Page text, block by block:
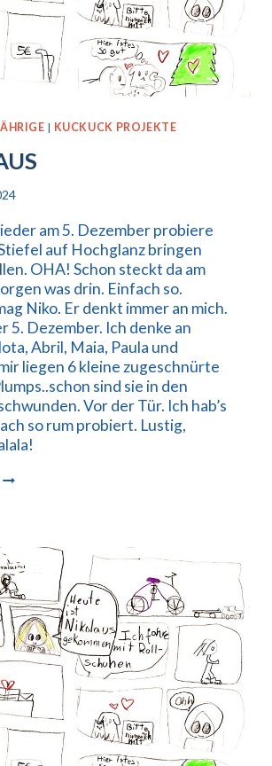
| KUCKUCK PROJEKTE
am 5. Dezember probiere
auf Hochglanz bringen
OHA! Schon steckt da am
was drin. Einfach so.
Niko. Er denkt immer an mich.
5. Dezember. Ich denke an
Abril, Maia, Paula und
liegen 6 kleine zugeschnürte
sind sie in den
Vor der Tür. Ich hab’s
so rum probiert. Lustig,